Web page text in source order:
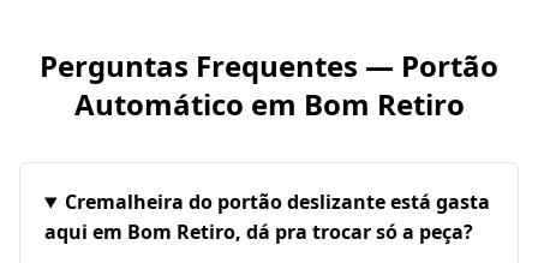
Perguntas Frequentes — Portão
Automático em Bom Retiro
Cremalheira do portão deslizante está gasta
aqui em Bom Retiro, dá pra trocar só a peça?